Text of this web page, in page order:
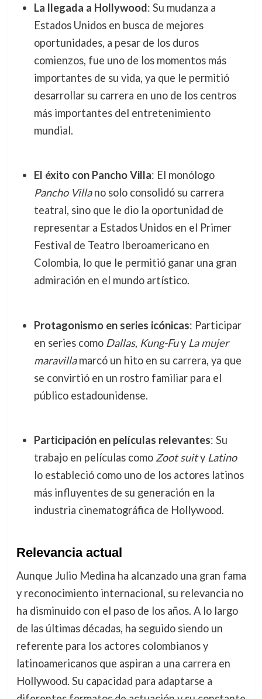
La llegada a Hollywood: Su mudanza a
Estados Unidos en busca de mejores
oportunidades, a pesar de los duros
comienzos, fue uno de los momentos más
importantes de su vida, ya que le permitió
desarrollar su carrera en uno de los centros
más importantes del entretenimiento
mundial.
El éxito con Pancho Villa: El monólogo
Pancho Villano solo consolidó su carrera
teatral, sino que le dio la oportunidad de
representar a Estados Unidos en el Primer
Festival de Teatro Iberoamericano en
Colombia, lo que le permitió ganar una gran
admiración en el mundo artístico.
Protagonismo en series icónicas: Participar
en series como Dallas, Kung-Fuy La mujer
maravillamarcó un hito en su carrera, ya que
se convirtió en un rostro familiar para el
público estadounidense.
Participación en películas relevantes: Su
trabajo en películas como Zoot suity Latino
lo estableció como uno de los actores latinos
más influyentes de su generación en la
industria cinematográfica de Hollywood.
Relevancia actual
Aunque Julio Medina ha alcanzado una gran fama
y reconocimiento internacional, su relevancia no
ha disminuido con el paso de los años. A lo largo
de las últimas décadas, ha seguido siendo un
referente para los actores colombianos y
latinoamericanos que aspiran a una carrera en
Hollywood. Su capacidad para adaptarse a